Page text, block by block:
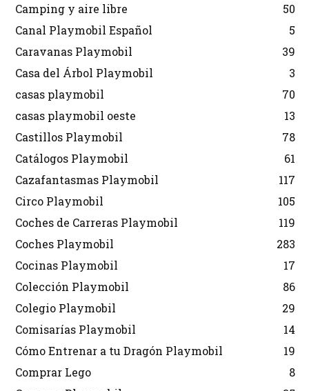
Camping y aire libre
50
Canal Playmobil Español
5
Caravanas Playmobil
39
Casa del Árbol Playmobil
3
casas playmobil
70
casas playmobil oeste
13
Castillos Playmobil
78
Catálogos Playmobil
61
Cazafantasmas Playmobil
117
Circo Playmobil
105
Coches de Carreras Playmobil
119
Coches Playmobil
283
Cocinas Playmobil
17
Colección Playmobil
86
Colegio Playmobil
29
Comisarías Playmobil
14
Cómo Entrenar a tu Dragón Playmobil
19
Comprar Lego
8